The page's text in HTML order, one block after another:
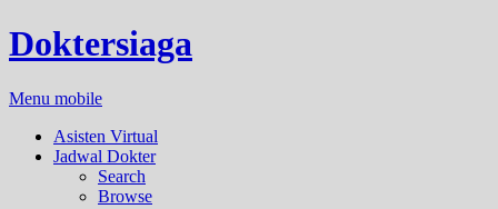
Doktersiaga
Menu mobile
Asisten Virtual
Jadwal Dokter
Search
Browse